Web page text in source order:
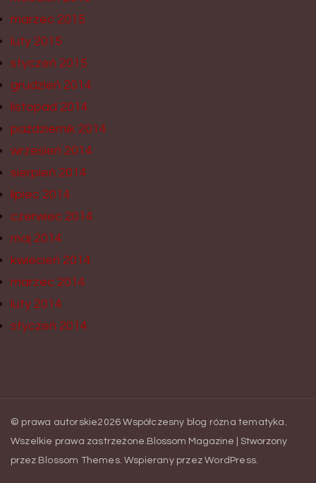
marzec 2015
luty 2015
styczeń 2015
grudzień 2014
listopad 2014
październik 2014
wrzesień 2014
sierpień 2014
lipiec 2014
czerwiec 2014
maj 2014
kwiecień 2014
marzec 2014
luty 2014
styczeń 2014
© prawa autorskie2026Współczesny blog rózna tematyka .
Wszelkie prawa zastrzeżone. Blossom Magazine | Stworzony
przez Blossom Themes. Wspierany przezWordPress.